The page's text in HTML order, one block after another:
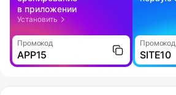
в приложении
Установить
Промокод
APP15
Промокод
SITE10